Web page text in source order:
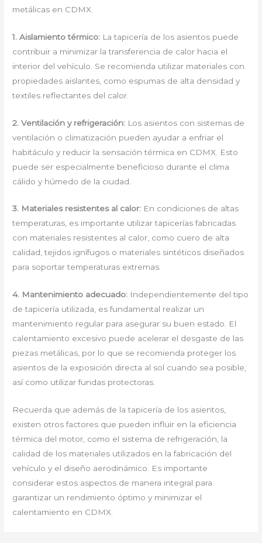
metálicas en CDMX.
1. Aislamiento térmico: La tapicería de los asientos puede
contribuir a minimizar la transferencia de calor hacia el
interior del vehículo. Se recomienda utilizar materiales con
propiedades aislantes, como espumas de alta densidad y
textiles reflectantes del calor.
2. Ventilación y refrigeración: Los asientos con sistemas de
ventilación o climatización pueden ayudar a enfriar el
habitáculo y reducir la sensación térmica en CDMX. Esto
puede ser especialmente beneficioso durante el clima
cálido y húmedo de la ciudad.
3. Materiales resistentes al calor: En condiciones de altas
temperaturas, es importante utilizar tapicerías fabricadas
con materiales resistentes al calor, como cuero de alta
calidad, tejidos ignífugos o materiales sintéticos diseñados
para soportar temperaturas extremas.
4. Mantenimiento adecuado: Independientemente del tipo
de tapicería utilizada, es fundamental realizar un
mantenimiento regular para asegurar su buen estado. El
calentamiento excesivo puede acelerar el desgaste de las
piezas metálicas, por lo que se recomienda proteger los
asientos de la exposición directa al sol cuando sea posible,
así como utilizar fundas protectoras.
Recuerda que además de la tapicería de los asientos,
existen otros factores que pueden influir en la eficiencia
térmica del motor, como el sistema de refrigeración, la
calidad de los materiales utilizados en la fabricación del
vehículo y el diseño aerodinámico. Es importante
considerar estos aspectos de manera integral para
garantizar un rendimiento óptimo y minimizar el
calentamiento en CDMX.